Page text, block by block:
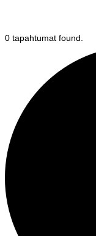
0 tapahtumat found.